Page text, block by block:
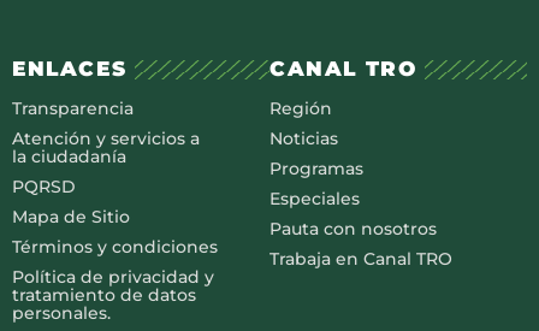
ENLACES
Transparencia
Atención y servicios a
la ciudadanía
PQRSD
Mapa de Sitio
Términos y condiciones
Política de privacidad y
tratamiento de datos
personales.
CANAL TRO
Región
Noticias
Programas
Especiales
Pauta con nosotros
Trabaja en Canal TRO